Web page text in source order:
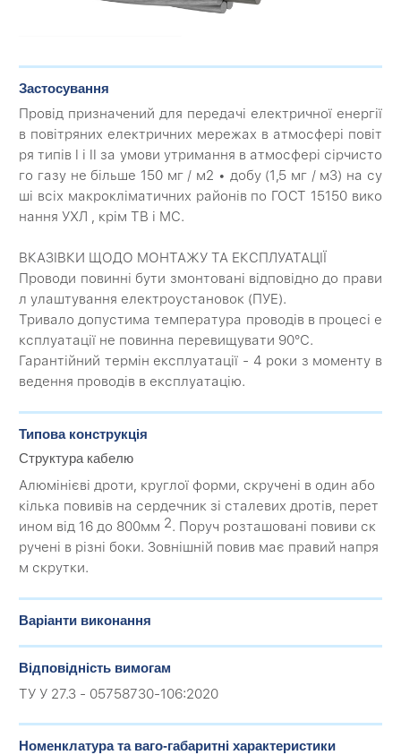
Застосування
Провід призначений для передачі електричної енергії
в повітряних електричних мережах в атмосфері повіт
ря типів I і II за умови утримання в атмосфері сірчисто
го газу не більше 150 мг / м2 • добу (1,5 мг / м3) на су
ші всіх макрокліматичних районів по ГОСТ 15150 вико
нання УХЛ , крім ТВ і МС.
ВКАЗІВКИ ЩОДО МОНТАЖУ ТА ЕКСПЛУАТАЦІЇ
Проводи повинні бути змонтовані відповідно до прави
л улаштування електроустановок (ПУЕ).
Тривало допустима температура проводів в процесі е
ксплуатації не повинна перевищувати 90°С.
Гарантійний термін експлуатації - 4 роки з моменту в
ведення проводів в експлуатацію.
Типова конструкція
Структура кабелю
Алюмінієві дроти, круглої форми, скручені в один або
кілька повивів на сердечник зі сталевих дротів, перет
ином від 16 до 800мм 2. Поруч розташовані повиви ск
ручені в різні боки. Зовнішній повив має правий напря
м скрутки.
Варіанти виконання
Відповідність вимогам
ТУ У 27.3 - 05758730-106:2020
Номенклатура та ваго-габаритні характеристики